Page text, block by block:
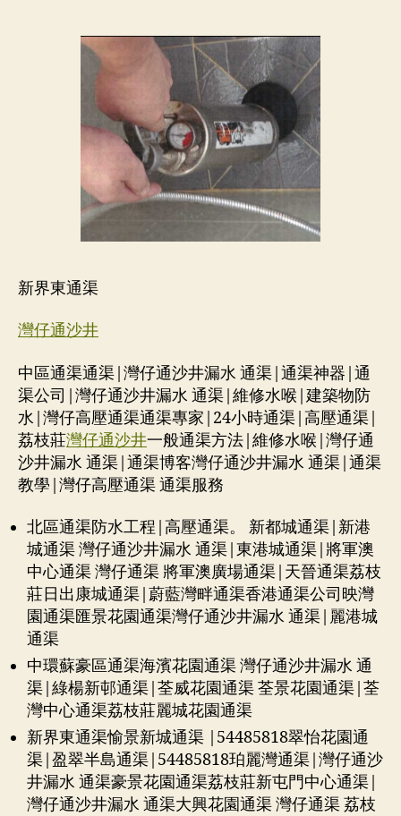
新界東通渠
灣仔通沙井
中區通渠通渠|灣仔通沙井漏水 通渠|通渠神器|通
渠公司|灣仔通沙井漏水 通渠|維修水喉|建築物防
水|灣仔高壓通渠通渠專家|24小時通渠|高壓通渠|
荔枝莊灣仔通沙井一般通渠方法|維修水喉|灣仔通
沙井漏水 通渠|通渠博客灣仔通沙井漏水 通渠|通渠
教學|灣仔高壓通渠 通渠服務
北區通渠防水工程|高壓通渠。 新都城通渠|新港
城通渠 灣仔通沙井漏水 通渠|東港城通渠|將軍澳
中心通渠 灣仔通渠 將軍澳廣場通渠|天晉通渠荔枝
莊日出康城通渠|蔚藍灣畔通渠香港通渠公司映灣
園通渠匯景花園通渠灣仔通沙井漏水 通渠|麗港城
通渠
中環蘇豪區通渠海濱花園通渠 灣仔通沙井漏水 通
渠|綠楊新邨通渠|荃威花園通渠 荃景花園通渠|荃
灣中心通渠荔枝莊麗城花園通渠
新界東通渠愉景新城通渠 |54485818翠怡花園通
渠|盈翠半島通渠|54485818珀麗灣通渠|灣仔通沙
井漏水 通渠豪景花園通渠荔枝莊新屯門中心通渠|
灣仔通沙井漏水 通渠大興花園通渠 灣仔通渠 荔枝